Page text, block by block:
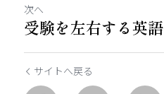
次へ
受験を左右する英語
サイトへ戻る